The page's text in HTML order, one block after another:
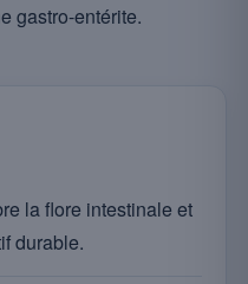
gastro-entérite.
la flore intestinale et
durable.